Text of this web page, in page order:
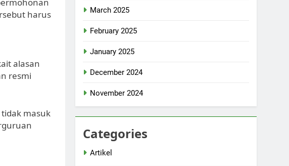
harus
alasan
resmi
masuk
March 2025
February 2025
January 2025
December 2024
November 2024
Categories
Artikel